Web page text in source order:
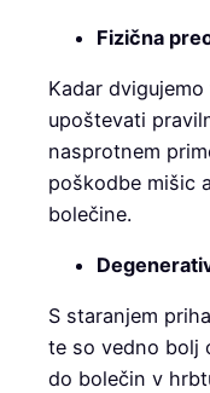
Fizična
Kadar
upoštevati
nasprotnem
poškodbe mišic
bolečine.
S staranjem
te so vedno bolj
do bolečin v